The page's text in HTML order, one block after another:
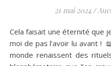
21 mai 2024 /
Cela faisait une éternité que je l’avais dans ma Pal. Honte a
moi de pas l’avoir lu avant !
monde renaissent des